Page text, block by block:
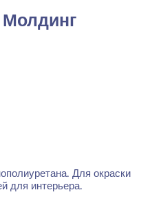
Молдинг
Для окраски
для интерьера.